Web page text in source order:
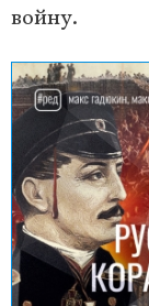
войну.